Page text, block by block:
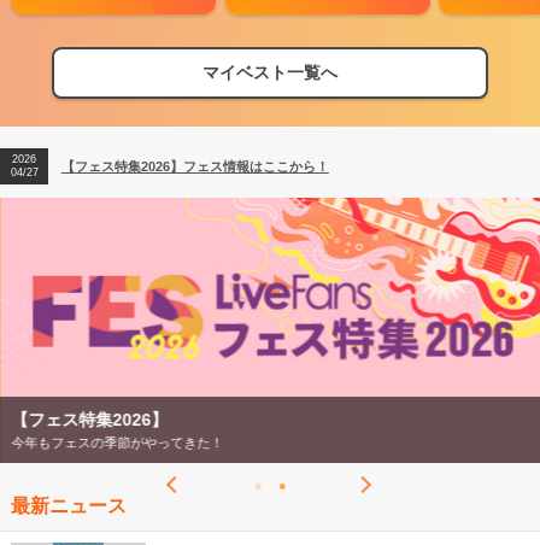
マイベスト一覧へ
【フェス特集2026】フェス情報はここから！
【ライブ動員ランキング】2026年上半期編発表！
2026
04/27
【フェス特集2026】フェス情報はここから！
2026
【ライブ動員ランキング】2026年上半期編発表！
【フェス特集2026】
今年もフェスの季節がやってきた！
最新ニュース